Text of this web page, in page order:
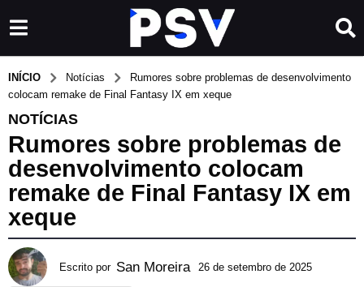
INÍCIO Notícias
Rumores sobre problemas de desenvolvimento
colocam remake de Final Fantasy IX em xeque
NOTÍCIAS
Rumores sobre problemas de
desenvolvimento colocam
remake de Final Fantasy IX em
xeque
Escrito por San Moreira 26 de setembro de 2025